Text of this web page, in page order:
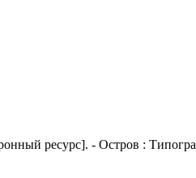
ресурс]. - Остров :